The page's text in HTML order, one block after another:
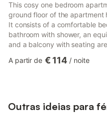
This cosy one bedroom
ground floor of the apartment
It consists of a comfortable
bathroom with shower, an
and a balcony with seating
to use for an extra fee of 4€
A partir de € 114 / noite
Outras ideias para